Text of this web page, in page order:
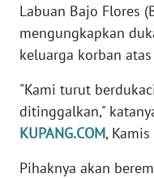
Labuan Bajo Flores
mengungkapkan
keluarga korban
"Kami turut
ditinggalkan,"
KUPANG.COM,
Pihaknya akan
WAHANA
TANI
WAHANA
ADVOKAT
INFRASTRUKTUR